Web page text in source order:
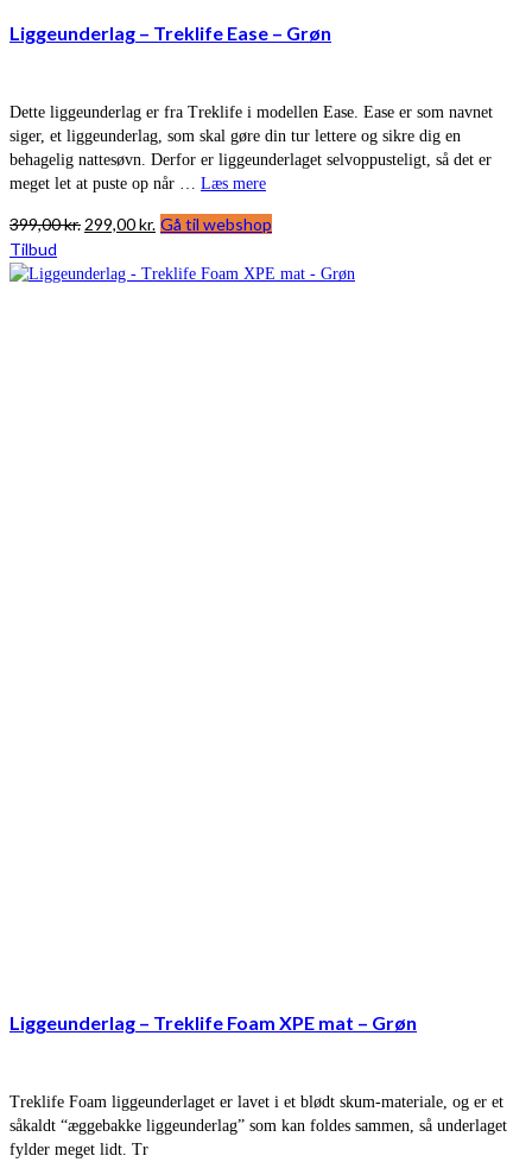
Liggeunderlag – Treklife Ease – Grøn
Dette liggeunderlag er fra Treklife i modellen Ease. Ease er som navnet
siger, et liggeunderlag, som skal gøre din tur lettere og sikre dig en
behagelig nattesøvn. Derfor er liggeunderlaget selvoppusteligt, så det er
meget let at puste op når … Læs mere
399,00kr. Den
pris
299,00kr. Den
pris
Gå til webshop
Tilbud
Liggeunderlag – Treklife Foam XPE mat – Grøn
Treklife Foam liggeunderlaget er lavet i et blødt skum-materiale, og er et
såkaldt “æggebakke liggeunderlag” som kan foldes sammen, så underlaget
fylder meget lidt. Tr